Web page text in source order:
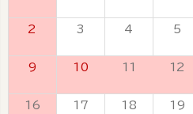
2 3 4 5
9 10 11 12
16 17 18 19